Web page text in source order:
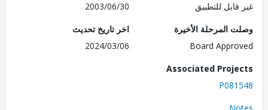
للتطبيق
2003/06/30
المرحلة الأخيرة
Board
اخر تاريخ تحديث
2024/03/06
Associated